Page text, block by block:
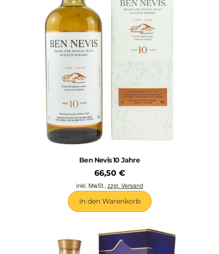
Ben Nevis 10 Jahre
66,50 €
inkl. MwSt., zzgl. Versand
In den Warenkorb